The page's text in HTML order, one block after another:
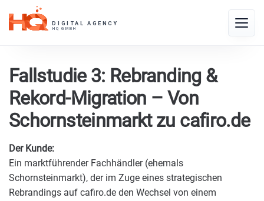
Toggle
Fallstudie 3: Rebranding &
Rekord-Migration – Von
Schornsteinmarkt zu cafiro.de
Der Kunde:
Ein marktführender Fachhändler (ehemals
Schornsteinmarkt), der im Zuge eines strategischen
Rebrandings auf cafiro.de den Wechsel von einem